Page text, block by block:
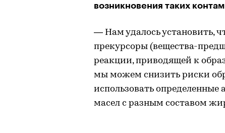
возникновения таких
— Нам удалось установить,
прекурсоры (вещества-
реакции, приводящей к
мы можем снизить риски
использовать
масел с разным составом